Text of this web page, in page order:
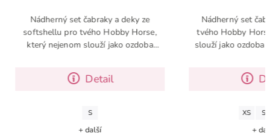
a deky ze
Hobby Horse,
jako ozdoba
Nádherný set čabraky a deky pro
tvého Hobby Horse, který nejenom
slouží jako ozdoba pro tvého koníka,